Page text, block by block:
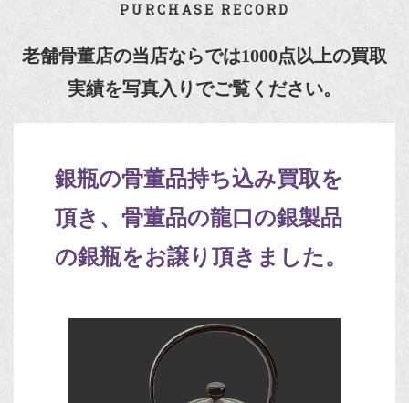
PURCHASE RECORD
老舗骨董店の当店ならでは1000点以上の買取
実績を写真入りでご覧ください。
銀瓶の骨董品持ち込み買取を
頂き、骨董品の龍口の銀製品
の銀瓶をお譲り頂きました。